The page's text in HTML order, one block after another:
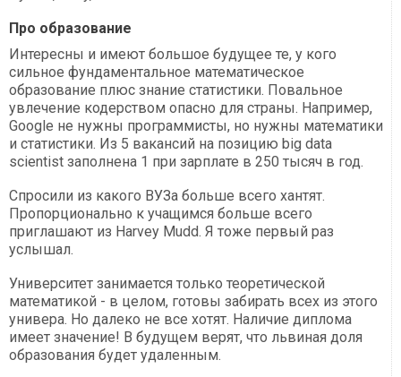
Про образование
Интересны и имеют большое будущее те, у кого
сильное фундаментальное математическое
образование плюс знание статистики. Повальное
увлечение кодерством опасно для страны. Например,
Google не нужны программисты, но нужны математики
и статистики. Из 5 вакансий на позицию big data
scientist заполнена 1 при зарплате в 250 тысяч в год.
Спросили из какого ВУЗа больше всего хантят.
Пропорционально к учащимся больше всего
приглашают из Harvey Mudd. Я тоже первый раз
услышал.
Университет занимается только теоретической
математикой - в целом, готовы забирать всех из этого
универа. Но далеко не все хотят. Наличие диплома
имеет значение! В будущем верят, что львиная доля
образования будет удаленным.